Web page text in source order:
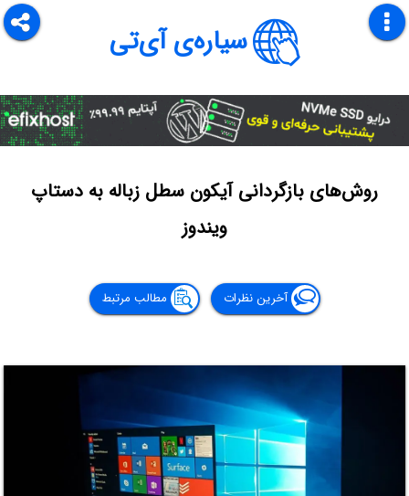
سیاره‌ی آی‌تی
روش‌های بازگردانی آیکون سطل زباله به دستاپ
ویندوز
آخرین نظرات مطالب مرتبط